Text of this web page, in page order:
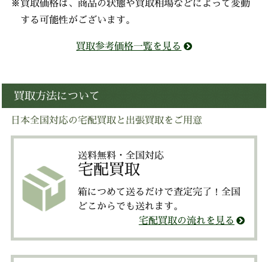
※買取価格は、商品の状態や買取相場などによって変動
する可能性がございます。
買取参考価格一覧を見る
買取方法について
日本全国対応の宅配買取と出張買取をご用意
送料無料・全国対応
宅配買取
箱につめて送るだけで査定完了！全国
どこからでも送れます。
宅配買取の流れを見る